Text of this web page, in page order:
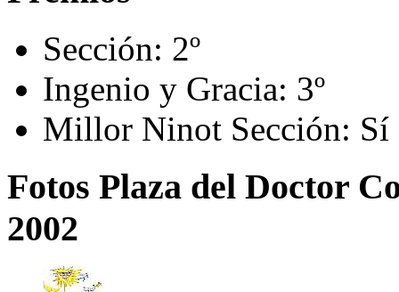
Sección: 2º
Ingenio y Gracia: 3º
Millor Ninot Sección: Sí
Fotos Plaza del Doctor
2002